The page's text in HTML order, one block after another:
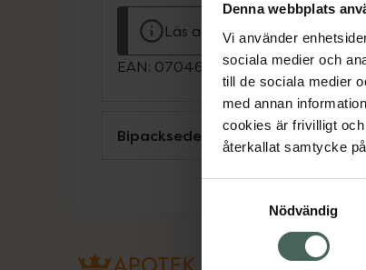
Denna webbplats
Vi använder
sociala medier och
till de sociala medier
med annan
cookies är frivilligt
återkallat samtycke
Nödvändig
Läs alltid bipacksedeln innan
EAN: 07046265591559
Bipacksedel från FASS